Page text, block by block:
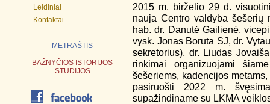
Leidiniai
Kontaktai
METRAŠTIS
BAŽNYČIOS ISTORIJOS
STUDIJOS
2015 m. birželio 29 d.
nauja Centro valdyba šešerių
hab. dr. Danutė Gailienė,
vysk. Jonas Boruta SJ, dr.
sekretorius), dr. Liudas
rinkimai organizuojami
šešeriems, kadencijos
pasiruošti 2022 m.
supažindiname su LKMA